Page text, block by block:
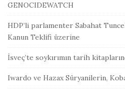
GENOCIDEWATCH
HDP’li parlamenter Sabahat
Kanun Teklifi üzerine
İsveç’te soykırımın tarih
Iwardo ve Hazax Süryanilerin,